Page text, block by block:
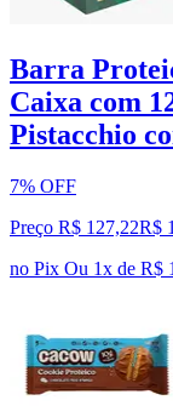
Barra
Caixa com
Pistacchio
7% OFF
Preço R$ 127,22R$
no Pix Ou 1x de R$